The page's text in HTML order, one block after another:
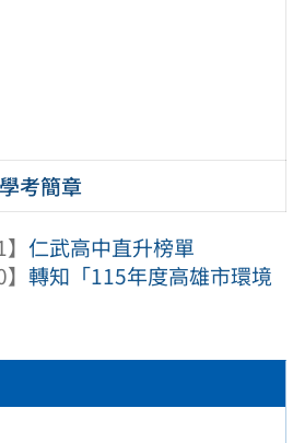
考簡章
仁武高中直升榜單
轉知「115年度高雄市環境